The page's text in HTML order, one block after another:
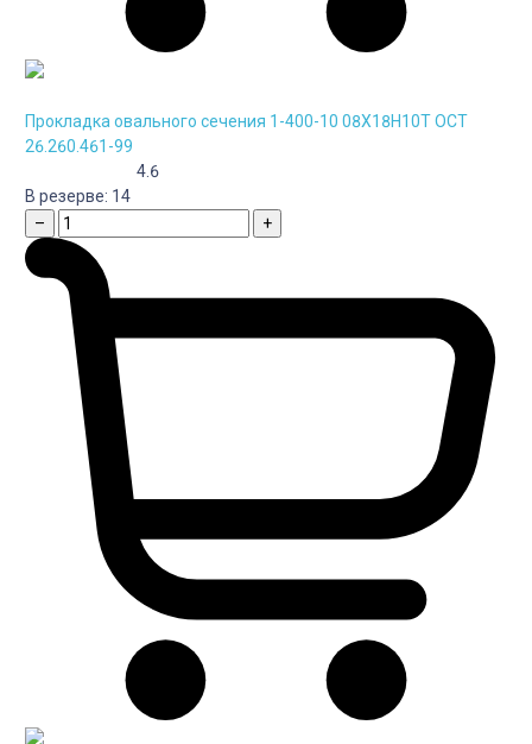
Прокладка овального сечения 1-400-10 08Х18Н10Т ОСТ
26.260.461-99
4.6
В резерве: 14
–
+